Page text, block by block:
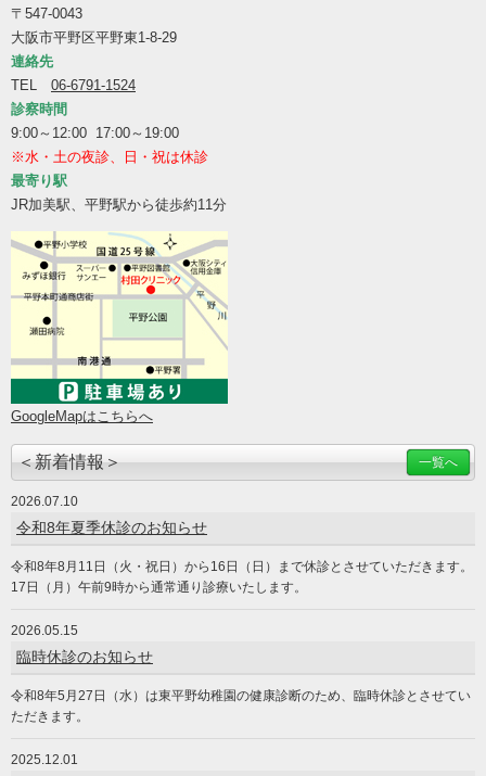
〒547-0043
大阪市平野区平野東1-8-29
連絡先
TEL 06-6791-1524
診察時間
9:00～12:00 17:00～19:00
※水・土の夜診、日・祝は休診
最寄り駅
JR加美駅、平野駅から徒歩約11分
GoogleMapはこちらへ
＜新着情報＞ 一覧へ
2026.07.10
令和8年夏季休診のお知らせ
令和8年8月11日（火・祝日）から16日（日）まで休診とさせていただきます。
17日（月）午前9時から通常通り診療いたします。
2026.05.15
臨時休診のお知らせ
令和8年5月27日（水）は東平野幼稚園の健康診断のため、臨時休診とさせてい
ただきます。
2025.12.01